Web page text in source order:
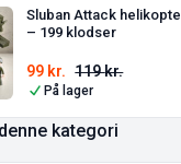
Sluban Attack
– 199 klodser
119kr.
99 kr.
På lager
kategori